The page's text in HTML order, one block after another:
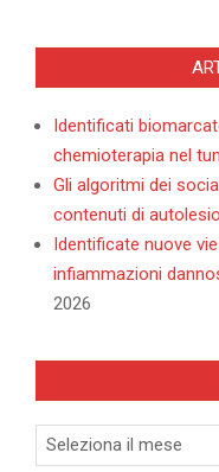
Identificati
chemioterapia nel
Gli algoritmi dei
contenuti di
Identificate nuove
infiammazioni
2026
Archivi